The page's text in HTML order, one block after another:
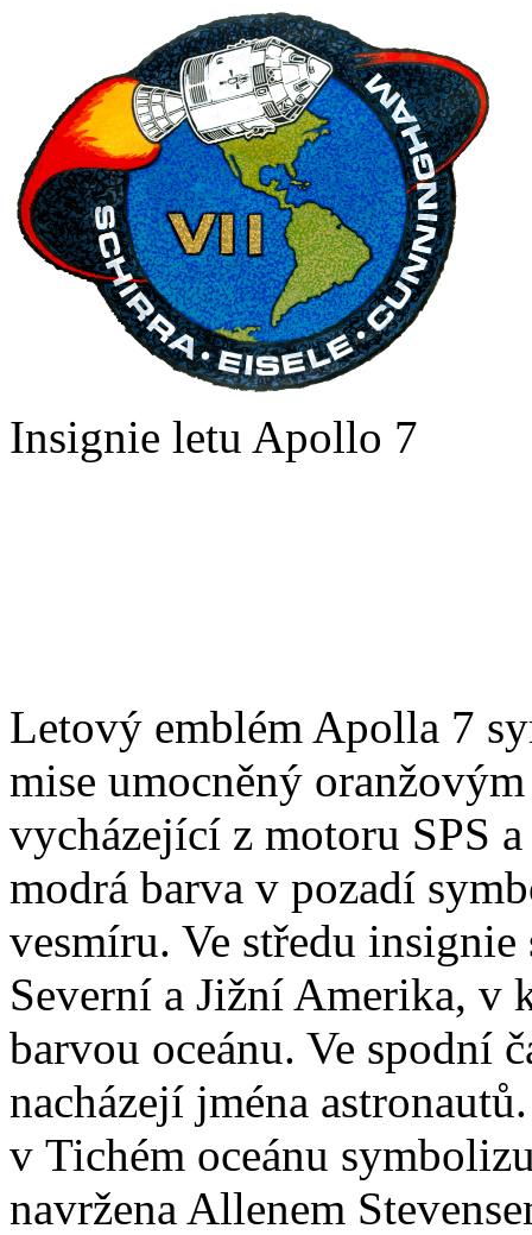
Insignie letu Apollo 7
Letový emblém Apolla 7
mise umocněný
vycházející z motoru SPS
modrá barva v pozadí
vesmíru. Ve středu insignie
Severní a Jižní Amerika, v
barvou oceánu. Ve spodní
nacházejí jména
v Tichém oceánu
navržena Allenem